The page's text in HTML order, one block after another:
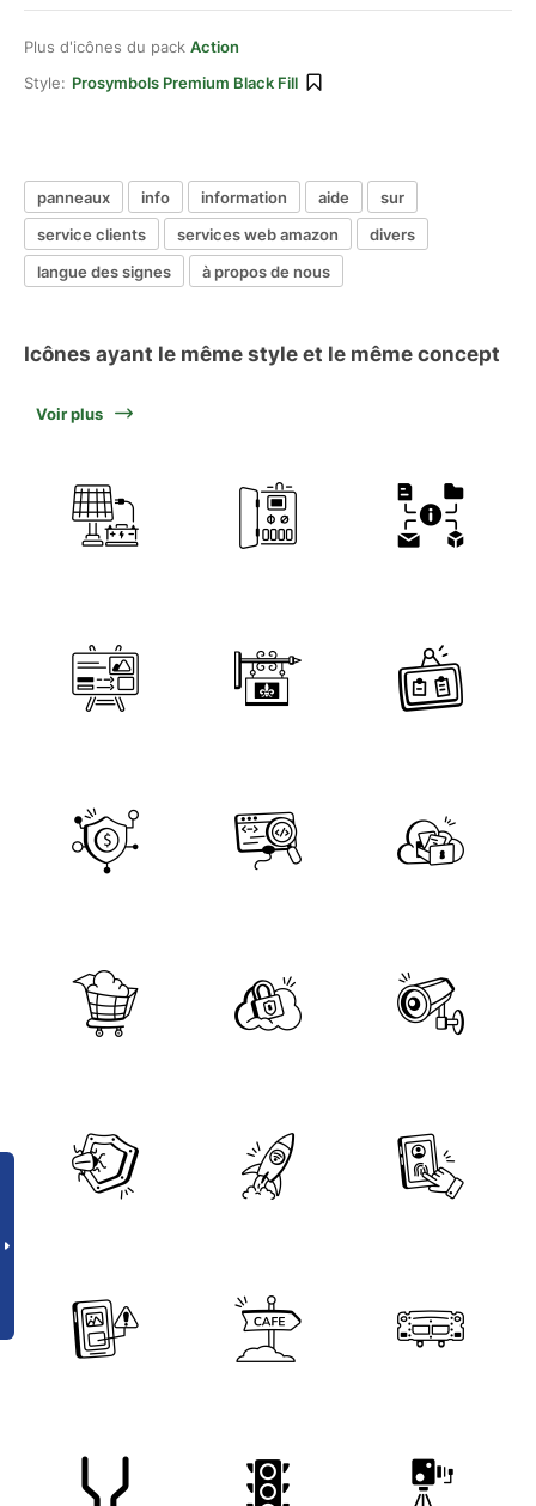
Plus d'icônes du pack Action
Style: Prosymbols Premium Black Fill
panneaux info information aide
sur
service clients
services web amazon
divers
langue des signes
à propos de nous
Icônes ayant le même style et le même concept
Voir plus